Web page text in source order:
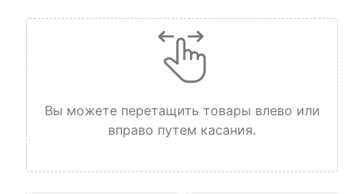
Вы можете перетащить товары влево или
вправо путем касания.